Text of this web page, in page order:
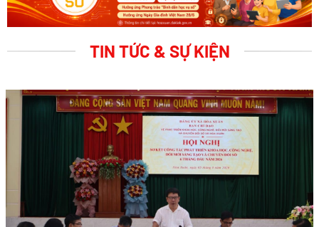
TIN TỨC & SỰ KIỆN